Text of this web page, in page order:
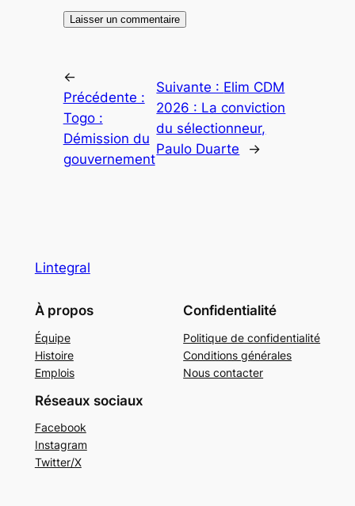
←
Précédente :
Togo :
Démission du
gouvernement
Suivante : Elim CDM
2026 : La conviction
du sélectionneur,
Paulo Duarte
→
Lintegral
À propos
Équipe
Histoire
Emplois
Confidentialité
Politique de confidentialité
Conditions générales
Nous contacter
Réseaux sociaux
Facebook
Instagram
Twitter/X